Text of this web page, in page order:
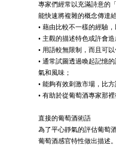
專家們經常以充滿詩意的
能快速將複雜的概念傳達
• 藉由比較不一樣的經驗
• 主觀的描述特色或許會造
• 用語較無限制，而且可
• 通常試圖透過喚起記憶
氣和風味；
• 能夠有效刺激市場，比
• 有助於從葡萄酒專家那裡
直接的葡萄酒術語
為了平心靜氣的評估葡萄
葡萄酒感官特性做出描述